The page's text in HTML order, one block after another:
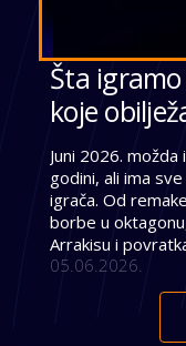
Šta
koje
Juni 2026.
godini, ali ima
igrača. Od
borbe u
Arrakisu i
Nintendo
koji zaslužuju
2026. Jedan od
vremena
05.06.2026.